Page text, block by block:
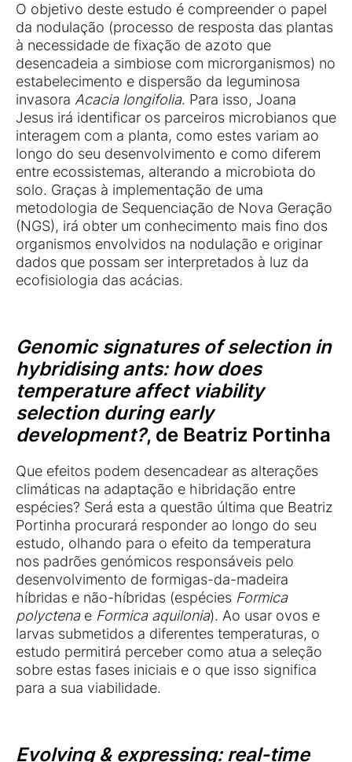
O objetivo deste estudo é compreender o papel
da nodulação (processo de resposta das plantas
à necessidade de fixação de azoto que
desencadeia a simbiose com microrganismos) no
estabelecimento e dispersão da leguminosa
invasora Acacia longifolia. Para isso, Joana
Jesus irá identificar os parceiros microbianos que
interagem com a planta, como estes variam ao
longo do seu desenvolvimento e como diferem
entre ecossistemas, alterando a microbiota do
solo. Graças à implementação de uma
metodologia de Sequenciação de Nova Geração
(NGS), irá obter um conhecimento mais fino dos
organismos envolvidos na nodulação e originar
dados que possam ser interpretados à luz da
ecofisiologia das acácias.
Genomic signatures of selection in
hybridising ants: how does
temperature affect viability
selection during early
development?, de Beatriz Portinha
Que efeitos podem desencadear as alterações
climáticas na adaptação e hibridação entre
espécies? Será esta a questão última que Beatriz
Portinha procurará responder ao longo do seu
estudo, olhando para o efeito da temperatura
nos padrões genómicos responsáveis pelo
desenvolvimento de formigas-da-madeira
híbridas e não-híbridas (espécies Formica
polyctenae Formica aquilonia). Ao usar ovos e
larvas submetidos a diferentes temperaturas, o
estudo permitirá perceber como atua a seleção
sobre estas fases iniciais e o que isso significa
para a sua viabilidade.
Evolving & expressing: real-time